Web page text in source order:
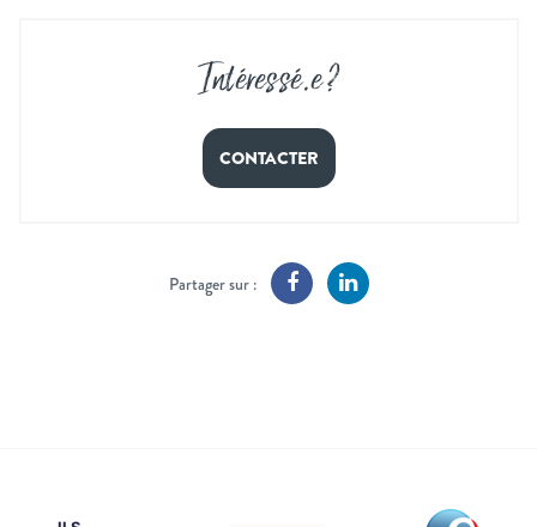
Intéressé.e ?
CONTACTER
Partager sur :